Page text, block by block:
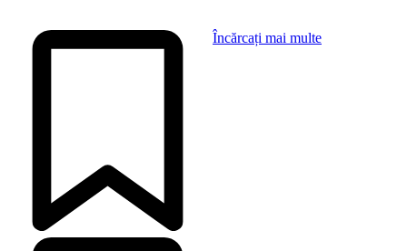
Încărcați mai multe